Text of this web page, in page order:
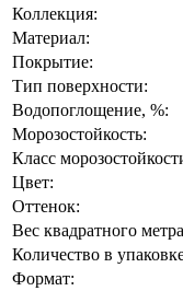
Коллекция:
Материал:
Покрытие:
Тип поверхности:
Водопоглощение, %:
Морозостойкость:
Класс
Цвет:
Оттенок:
Вес квадратного
Количество в
Формат: